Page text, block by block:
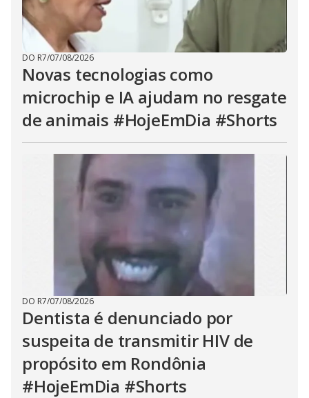
DO R7/07/08/2026
Novas tecnologias como
microchip e IA ajudam no resgate
de animais #HojeEmDia #Shorts
DO R7/07/08/2026
Dentista é denunciado por
suspeita de transmitir HIV de
propósito em Rondônia
#HojeEmDia #Shorts